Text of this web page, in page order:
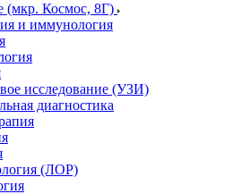
(мкр. Космос, 8Г)
и иммунология
исследование (УЗИ)
диагностика
(ЛОР)